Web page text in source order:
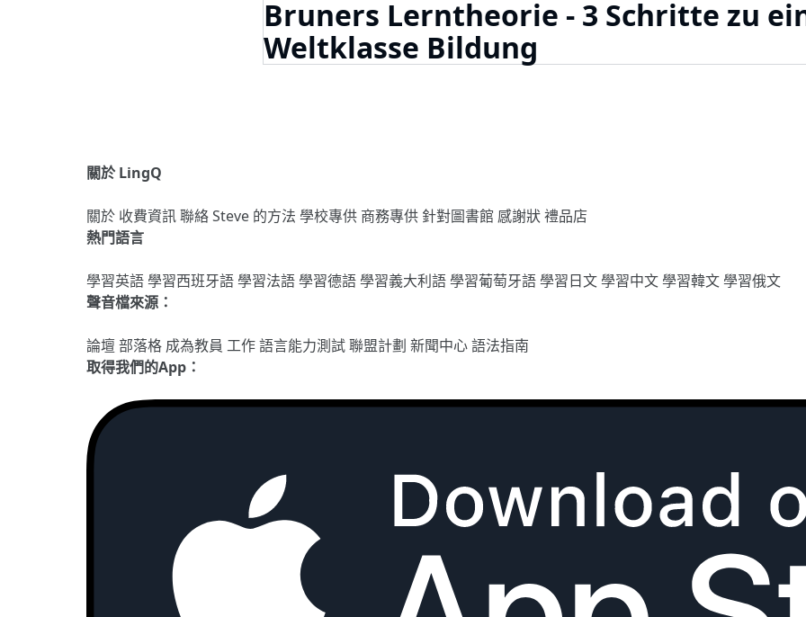
Bruners Lerntheorie - 3 Schritte zu
Weltklasse Bildung
關於 LingQ
關於 收費資訊聯絡Steve 的方法 學校專供 商務專供 針對圖書館 感謝狀禮品店
熱門語言
學習英語學習西班牙語學習法語學習德語學習義大利語學習葡萄牙語學習日文學習中文學習韓文學習俄文
聲音檔來源：
論壇部落格 成為教員 工作語言能力測試聯盟計劃 新聞中心語法指南
取得我們的App：